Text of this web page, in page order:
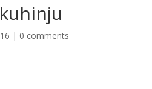
| 0 comments